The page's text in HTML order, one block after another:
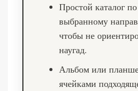
Простой каталог по
выбранному
чтобы не
наугад.
Альбом или
ячейками